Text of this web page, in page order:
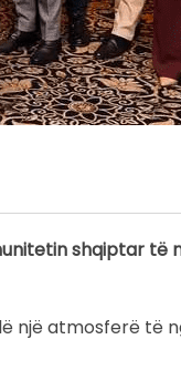
shqiptar të
një atmosferë të